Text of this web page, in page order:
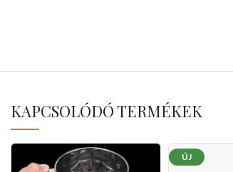
KAPCSOLÓDÓ TERMÉKEK
ÚJ